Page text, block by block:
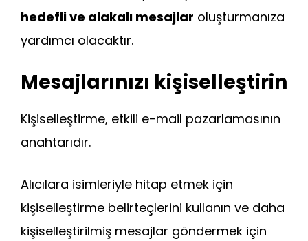
hedefli ve alakalı mesajlar oluşturmanıza
yardımcı olacaktır.
Mesajlarınızı kişiselleştirin
Kişiselleştirme, etkili e-mail pazarlamasının
anahtarıdır.
Alıcılara isimleriyle hitap etmek için
kişiselleştirme belirteçlerini kullanın ve daha
kişiselleştirilmiş mesajlar göndermek için